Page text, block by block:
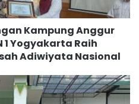
Kampung Anggur
1 Yogyakarta Raih
Adiwiyata Nasional